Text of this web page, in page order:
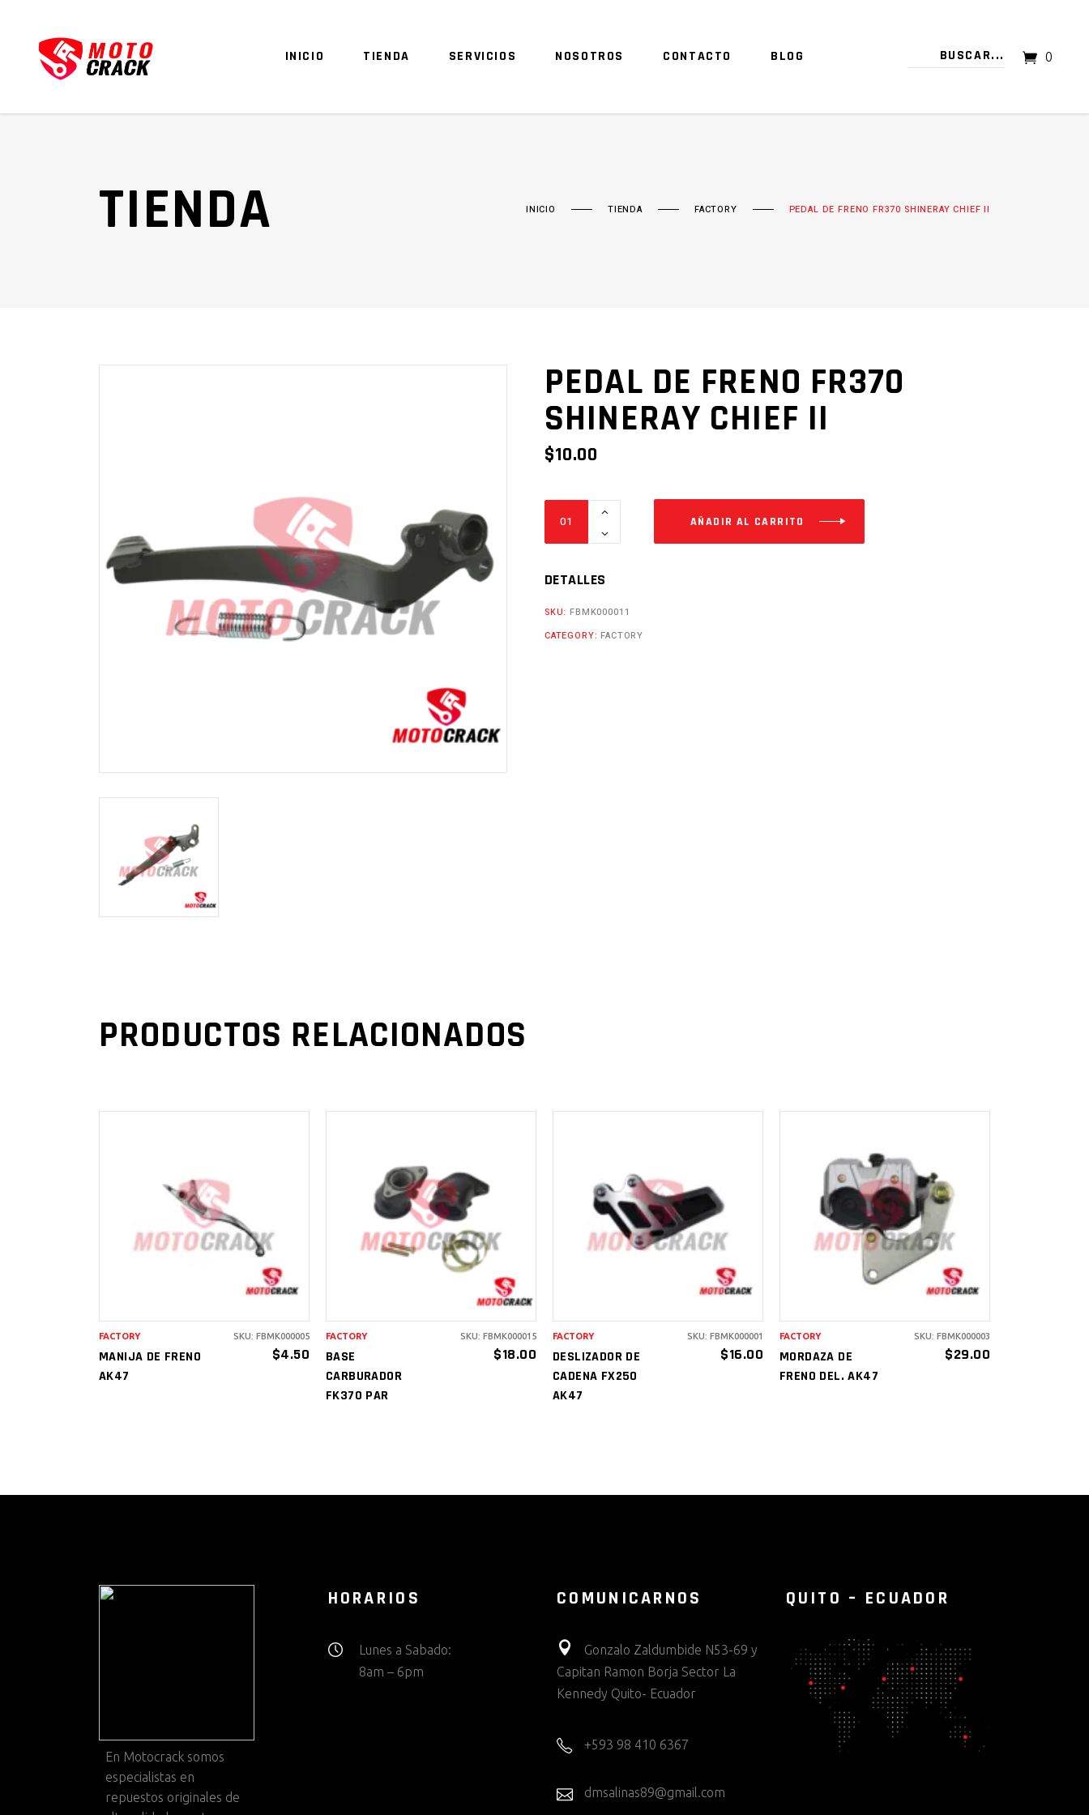
INICIO TIENDA SERVICIOS NOSOTROS CONTACTO BLOG 0
TU CARRITO ESTÁ VACÍO.
TIENDA INICIO TIENDA FACTORY PEDAL DE FRENO FR370 SHINERAY CHIEF II
PEDAL DE FRENO FR370
SHINERAY CHIEF II
$10.00
FR370
CHIEF
II
AÑADIR AL CARRITO
DETALLES
SKU: FBMK000011
CATEGORY: FACTORY
PRODUCTOS RELACIONADOS
AÑADIR AL
CARRITO
MANIJA DE FRENO
AK47
$4.50
FACTORY SKU: FBMK000005
AÑADIR AL
CARRITO
BASE
CARBURADOR
FK370 PAR
$18.00
FACTORY SKU: FBMK000015
AÑADIR AL
CARRITO
DESLIZADOR DE
CADENA FX250
AK47
$16.00
FACTORY SKU: FBMK000001
AÑADIR AL
CARRITO
MORDAZA DE
FRENO DEL. AK47
$29.00
FACTORY SKU: FBMK000003
En Motocrack somos
especialistas en
repuestos originales de
HORARIOS
Lunes a Sabado:
8am – 6pm
COMUNICARNOS
Gonzalo Zaldumbide N53-69 y
Capitan Ramon Borja Sector La
Kennedy Quito- Ecuador
+593 98 410 6367
dmsalinas89@gmail.com
QUITO – ECUADOR